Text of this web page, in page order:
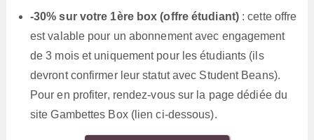
-30% sur votre 1ère box (offre étudiant): cette offre
est valable pour un abonnement avec engagement
de 3 mois et uniquement pour les étudiants (ils
devront confirmer leur statut avec Student Beans).
Pour en profiter, rendez-vous sur la page dédiée du
site Gambettes Box (lien ci-dessous).